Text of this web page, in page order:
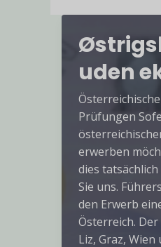
uden
Prüfungen
erwerben
dies
Sie uns.
den Erwerb
Österreich.
Liz, Graz,